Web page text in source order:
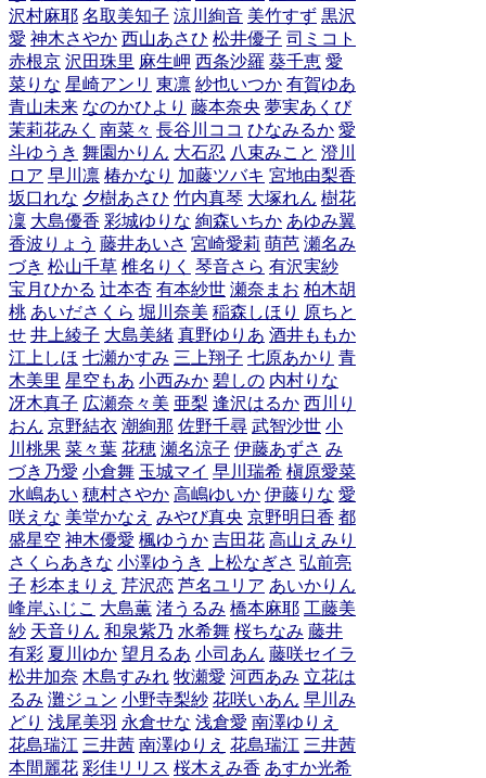
沢村麻耶 名取美知子 涼川絢音 美竹すず 黒沢
愛 神木さやか 西山あさひ 松井優子 司ミコト
赤根京 沢田珠里 麻生岬 西条沙羅 葵千恵 愛
菜りな 星崎アンリ 東凛 紗也いつか 有賀ゆあ
青山未来 なのかひより 藤本奈央 夢実あくび
茉莉花みく 南菜々 長谷川ココ ひなみるか 愛
斗ゆうき 舞園かりん 大石忍 八束みこと 澄川
ロア 早川凛 椿かなり 加藤ツバキ 宮地由梨香
坂口れな 夕樹あさひ 竹内真琴 大塚れん 樹花
凜 大島優香 彩城ゆりな 絢森いちか あゆみ翼
香波りょう 藤井あいさ 宮崎愛莉 萌芭 瀬名み
づき 松山千草 椎名りく 琴音さら 有沢実紗
宝月ひかる 辻本杏 有本紗世 瀬奈まお 柏木胡
桃 あいださくら 堀川奈美 稲森しほり 原ちと
せ 井上綾子 大島美緒 真野ゆりあ 酒井ももか
江上しほ 七瀬かすみ 三上翔子 七原あかり 青
木美里 星空もあ 小西みか 碧しの 内村りな
冴木真子 広瀬奈々美 亜梨 逢沢はるか 西川り
おん 京野結衣 潮絢那 佐野千尋 武智沙世 小
川桃果 菜々葉 花穂 瀬名涼子 伊藤あずさ み
づき乃愛 小倉舞 玉城マイ 早川瑞希 槇原愛菜
水嶋あい 穂村さやか 高嶋ゆいか 伊藤りな 愛
咲えな 美堂かなえ みやび真央 京野明日香 都
盛星空 神木優愛 楓ゆうか 吉田花 高山えみり
さくらあきな 小澤ゆうき 上松なぎさ 弘前亮
子 杉本まりえ 芹沢恋 芦名ユリア あいかりん
峰岸ふじこ 大島薫 渚うるみ 橋本麻耶 工藤美
紗 天音りん 和泉紫乃 水希舞 桜ちなみ 藤井
有彩 夏川ゆか 望月るあ 小司あん 藤咲セイラ
松井加奈 木島すみれ 牧瀬愛 河西あみ 立花は
るみ 灘ジュン 小野寺梨紗 花咲いあん 早川み
どり 浅尾美羽 永倉せな 浅倉愛 南澤ゆりえ
花島瑞江 三井茜 南澤ゆりえ 花島瑞江 三井茜
本間麗花 彩佳リリス 桜木えみ香 あすか光希